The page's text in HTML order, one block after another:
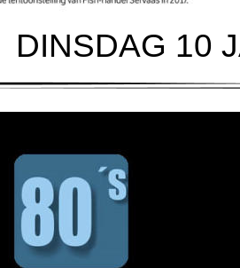
DINSDAG 10